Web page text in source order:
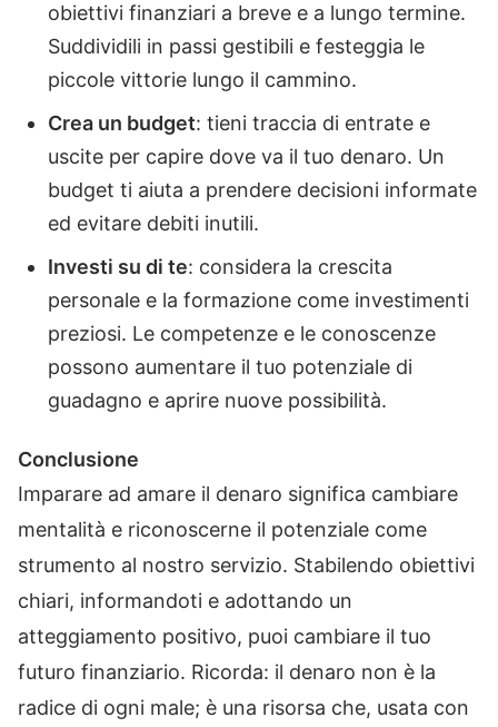
obiettivi finanziari a breve e a lungo termine.
Suddividili in passi gestibili e festeggia le
piccole vittorie lungo il cammino.
Crea un budget: tieni traccia di entrate e
uscite per capire dove va il tuo denaro. Un
budget ti aiuta a prendere decisioni informate
ed evitare debiti inutili.
Investi su di te: considera la crescita
personale e la formazione come investimenti
preziosi. Le competenze e le conoscenze
possono aumentare il tuo potenziale di
guadagno e aprire nuove possibilità.
Conclusione
Imparare ad amare il denaro significa cambiare
mentalità e riconoscerne il potenziale come
strumento al nostro servizio. Stabilendo obiettivi
chiari, informandoti e adottando un
atteggiamento positivo, puoi cambiare il tuo
futuro finanziario. Ricorda: il denaro non è la
radice di ogni male; è una risorsa che, usata con